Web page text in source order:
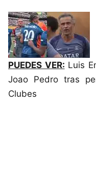
PUEDES VER: Luis
Joao Pedro tras
Clubes